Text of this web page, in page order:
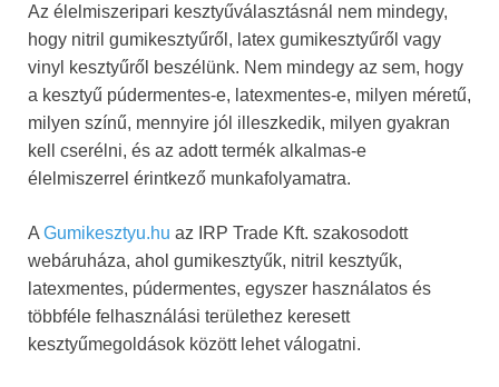
Az élelmiszeripari kesztyűválasztásnál nem mindegy,
hogy nitril gumikesztyűről, latex gumikesztyűről vagy
vinyl kesztyűről beszélünk. Nem mindegy az sem, hogy
a kesztyű púdermentes-e, latexmentes-e, milyen méretű,
milyen színű, mennyire jól illeszkedik, milyen gyakran
kell cserélni, és az adott termék alkalmas-e
élelmiszerrel érintkező munkafolyamatra.
A Gumikesztyu.hu az IRP Trade Kft. szakosodott
webáruháza, ahol gumikesztyűk, nitril kesztyűk,
latexmentes, púdermentes, egyszer használatos és
többféle felhasználási területhez keresett
kesztyűmegoldások között lehet válogatni.